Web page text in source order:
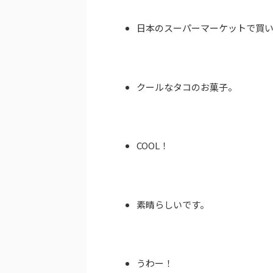
日本のスーパーマーケットで買い
クールなタコのお菓子。
COOL！
素晴らしいです。
うわー！